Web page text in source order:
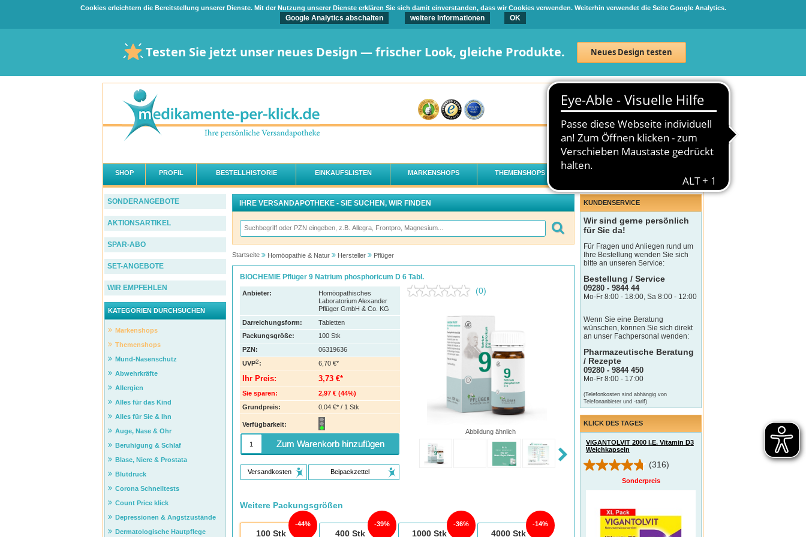
Cookies erleichtern die Bereitstellung unserer Dienste. Mit der Nutzung unserer Dienste erklären Sie sich damit einverstanden, dass wir Cookies verwenden. Weiterhin verwendet die Seite Google Analytics.
Google Analytics abschalten weitere Informationen OK
Testen Sie jetzt unser neues Design — frischer Look, gleiche Produkte. Neues Design testen
Neuanmeldung Anmelden
0 Artikel 0,00 €
SHOP PROFIL BESTELLHISTORIE EINKAUFSLISTEN MARKENSHOPS THEMENSHOPS
IHRE VERSANDAPOTHEKE - SIE SUCHEN, WIR FINDEN
Startseite Homöopathie & Natur Hersteller Pflüger
BIOCHEMIE Pflüger 9 Natrium phosphoricum D 6 Tabl.
(0)
Abbildung ähnlich
Anbieter:
Homöopathisches
Laboratorium Alexander
Pflüger GmbH & Co. KG
Darreichungsform:
Tabletten
Packungsgröße:
100 Stk
PZN:
06319636
UVP2: 6,70 €*
Ihr Preis: 3,73 €*
Sie sparen: 2,97 € (44%)
Grundpreis:
0,04 €* / 1 Stk
Verfügbarkeit:
Zum Warenkorb hinzufügen
Versandkosten Beipackzettel
Weitere Packungsgrößen
100Stk
44%
400Stk
39%
1000Stk
36%
4000Stk
14%
SONDERANGEBOTE
AKTIONSARTIKEL
SPAR-ABO
SET-ANGEBOTE
WIR EMPFEHLEN
KATEGORIEN DURCHSUCHEN
Markenshops
Themenshops
Mund-Nasenschutz
Abwehrkräfte
Allergien
Alles für das Kind
Alles für Sie & Ihn
Auge, Nase & Ohr
Beruhigung & Schlaf
Blase, Niere & Prostata
Blutdruck
Corona Schnelltests
Count Price klick
Depressionen & Angstzustände
Dermatologische Hautpflege
KUNDENSERVICE
Wir sind gerne persönlich
für Sie da!
Für Fragen und Anliegen rund um
Ihre Bestellung wenden Sie sich
bitte an unseren Service:
Bestellung / Service
09280 - 9844 44
Mo-Fr 8:00 - 18:00, Sa 8:00 - 12:00
Wenn Sie eine Beratung
wünschen, können Sie sich direkt
an unser Fachpersonal wenden:
Pharmazeutische Beratung
/ Rezepte
09280 - 9844 450
Mo-Fr 8:00 - 17:00
(Telefonkosten sind abhängig von
Telefonanbieter und -tarif)
KLICK DES TAGES
VIGANTOLVIT 2000 I.E. Vitamin D3
Weichkapseln
(316)
Sonderpreis